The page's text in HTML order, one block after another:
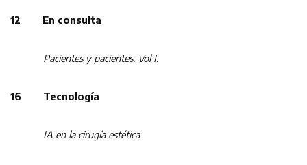
12 En consulta
Pacientes y pacientes. Vol I.
16 Tecnología
IA en la cirugía estética